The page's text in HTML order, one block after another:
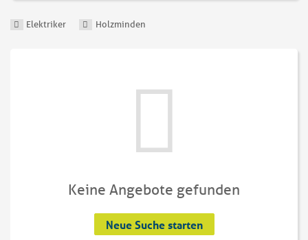
Elektriker Holzminden
Keine Angebote gefunden
Neue Suche starten